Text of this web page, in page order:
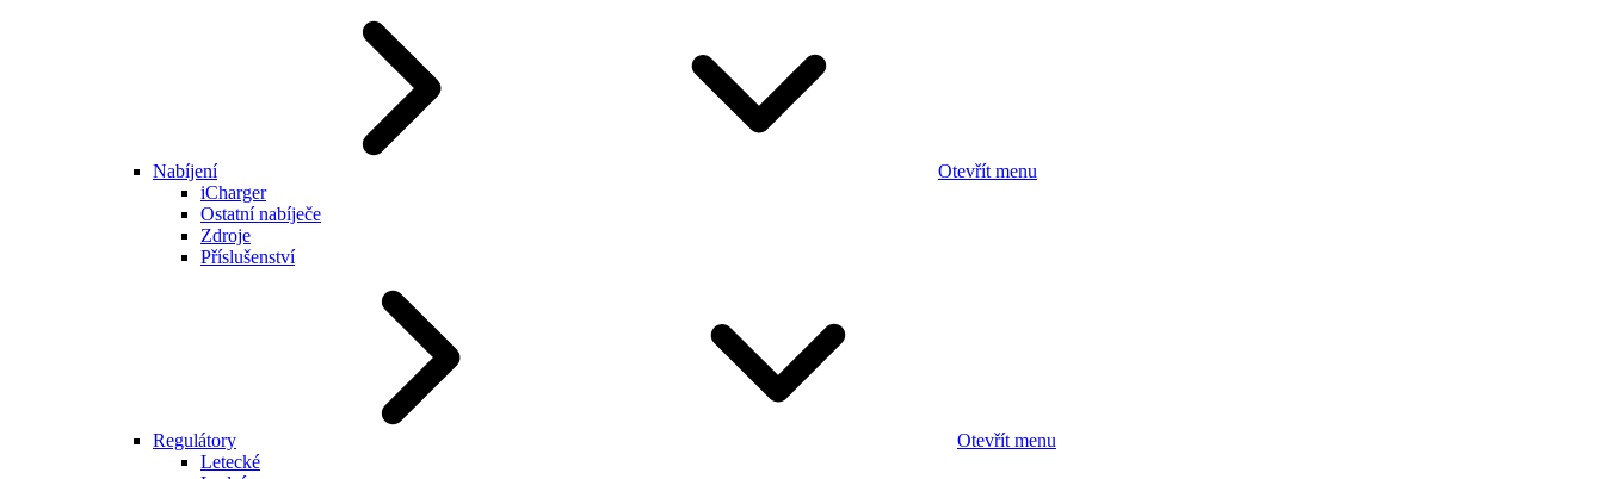
Nabíjení
Otevřít menu
iCharger
Ostatní nabíječe
Zdroje
Příslušenství
Regulátory
Otevřít menu
Letecké